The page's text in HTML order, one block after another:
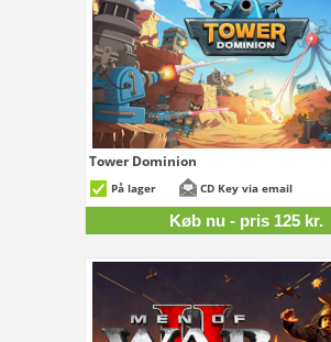
Tower Dominion
På lager CD Key via email
Køb nu - pris 125 kr.